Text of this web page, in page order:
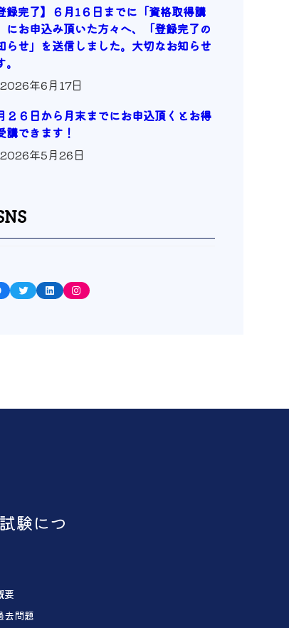
録完了】６月1６日までに「資格取得講
にお申込み頂いた方々へ、「登録完了の
らせ」を送信しました。大切なお知らせ
2026年6月17日
２６日から月末までにお申込頂くとお得
講できます！
2026年5月26日
Twitter LinkedIn Instagram
験につ
要
去問題